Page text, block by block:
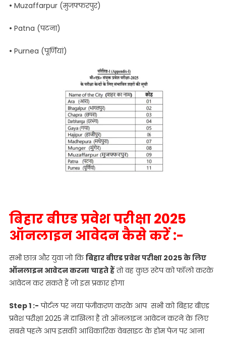
• Muzaffarpur (मुजफ्फरपुर)
• Patna (पटना)
• Purnea (पूर्णियां)
बिहार बीएड प्रवेश परीक्षा 2025
ऑनलाइन आवेदन कैसे करें :-
सभी छात्र और युवा जो किबिहार बीएड प्रवेश परीक्षा 2025 के लिए
ऑनलाइन आवेदन करना चाहते हैंतो वह कुछ स्टेप को फॉलो करके
आवेदन कर सकते हैं जो इस प्रकार होगा
Step 1 :- पोर्टल पर नया पंजीकरण करके आप सभी को बिहार बीएड
प्रवेश परीक्षा 2025 में दाखिला है तो ऑनलाइन आवेदन करने के लिए
सबसे पहले आप इसकी आधिकारिक वेबसाइट के होम पेज पर आना